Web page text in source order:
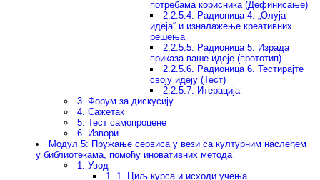
потребама корисника (Дефинисање)
2.2.5.4. Радионица 4. „Олуја
идеја“ и изналажење креативних
решења
2.2.5.5. Радионица 5. Израда
приказа ваше идеје (прототип)
2.2.5.6. Радионица 6. Тестирајте
своју идеју (Тест)
2.2.5.7. Итерација
3. Форум за дискусију
4. Сажетак
5. Тест самопроцене
6. Извори
Модул 5: Пружање сервиса у вези са културним наслеђем
у библиотекама, помоћу иновативних метода
1. Увод
1. 1. Циљ курса и исходи учења